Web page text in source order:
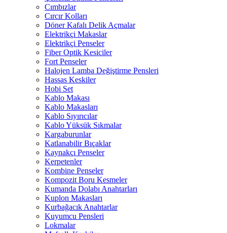
Cımbızlar
Cırcır Kolları
Döner Kafalı Delik Açmalar
Elektrikçi Makaslar
Elektrikçi Penseler
Fiber Optik Kesiciler
Fort Penseler
Halojen Lamba Değiştirme Pensleri
Hassas Keskiler
Hobi Set
Kablo Makası
Kablo Makasları
Kablo Sıyırıcılar
Kablo Yüksük Sıkmalar
Kargaburunlar
Katlanabilir Bıçaklar
Kaynakçı Penseler
Kerpetenler
Kombine Penseler
Kompozit Boru Kesmeler
Kumanda Dolabı Anahtarları
Kuplon Makasları
Kurbağacık Anahtarlar
Kuyumcu Pensleri
Lokmalar